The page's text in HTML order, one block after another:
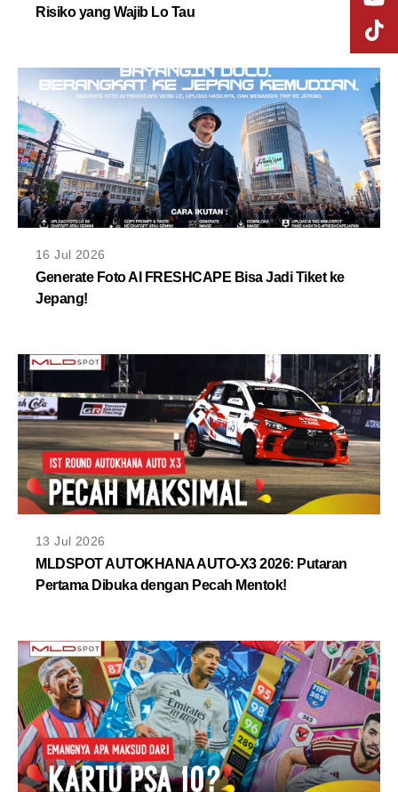
Risiko yang Wajib Lo Tau
16 Jul 2026
Generate Foto AI FRESHCAPE Bisa Jadi Tiket ke
Jepang!
13 Jul 2026
MLDSPOT AUTOKHANA AUTO-X3 2026: Putaran
Pertama Dibuka dengan Pecah Mentok!